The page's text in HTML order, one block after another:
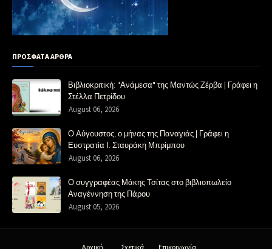
ΠΡΟΣΦΑΤΑ ΑΡΘΡΑ
Βιβλιοκριτική: "Ανάμεσα" της Μαντώς Ζέρβα | Γράφει η
Στέλλα Πετρίδου
August 06, 2026
Ο Αύγουστος, ο μήνας της Παναγιάς | Γράφει η
Ευστρατία Ι. Σταυράκη Μπρίμπου
August 06, 2026
Ο συγγραφέας Μάκης Τσίτας στο βιβλιοπωλείο
Αναγέννηση της Πάρου
August 05, 2026
Αρχική Σχετικά Επικοινωνία